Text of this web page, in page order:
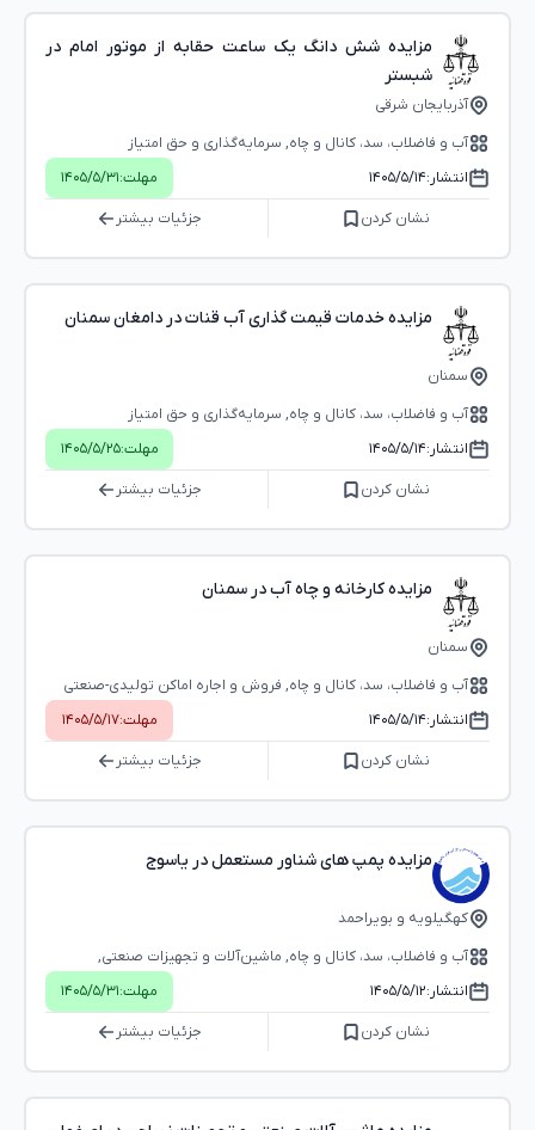
مزایده شش دانگ یک ساعت حقابه از موتور امام در
شبستر
آذربایجان شرقی
آب و فاضلاب، سد، کانال و چاه, سرمایه‌گذاری و حق امتیاز
انتشار:۱۴۰۵/۵/۱۴ مهلت:۱۴۰۵/۵/۳۱
نشان کردن جزئیات بیشتر
مزایده خدمات قیمت گذاری آب قنات در دامغان سمنان
سمنان
آب و فاضلاب، سد، کانال و چاه, سرمایه‌گذاری و حق امتیاز
انتشار:۱۴۰۵/۵/۱۴ مهلت:۱۴۰۵/۵/۲۵
نشان کردن جزئیات بیشتر
مزایده کارخانه و چاه آب در سمنان
سمنان
آب و فاضلاب، سد، کانال و چاه, فروش و اجاره اماکن تولیدی-صنعتی
(کارگاه، کارخانه و...)
انتشار:۱۴۰۵/۵/۱۴ مهلت:۱۴۰۵/۵/۱۷
نشان کردن جزئیات بیشتر
مزایده پمپ های شناور مستعمل در یاسوج
کهگیلویه و بویراحمد
آب و فاضلاب، سد، کانال و چاه, ماشین‌آلات و تجهیزات صنعتی,
تجهیزات و ماشین آلات دریایی
انتشار:۱۴۰۵/۵/۱۲ مهلت:۱۴۰۵/۵/۳۱
نشان کردن جزئیات بیشتر